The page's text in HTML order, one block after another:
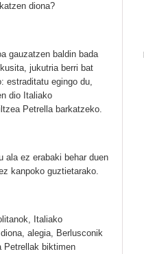
diona?
gauzatzen baldin bada
jukutria berri bat
estraditatu egingo du,
dio Italiako
Petrella barkatzeko.
ala ez erabaki behar duen
kanpoko guztietarako.
Italiako
alegia, Berlusconik
Petrellak biktimen